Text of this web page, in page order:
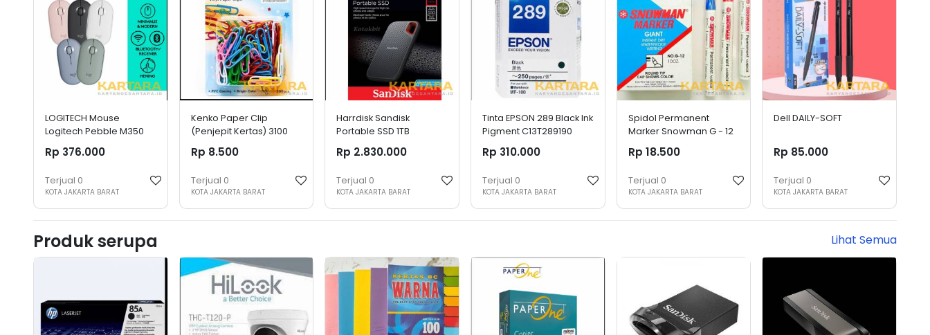
LOGITECH Mouse
Logitech Pebble M350
Bluetooth
Rp 376.000
Terjual 0
KOTA JAKARTA BARAT
Kenko Paper Clip
(Penjepit Kertas) 3100
Rp 8.500
Terjual 0
KOTA JAKARTA BARAT
Harrdisk Sandisk
Portable SSD 1TB
c USB 3.2 1 tb external
Rp 2.830.000
Terjual 0
KOTA JAKARTA BARAT
Tinta EPSON 289 Black Ink
Pigment C13T289190
Rp 310.000
Terjual 0
KOTA JAKARTA BARAT
Spidol Permanent
Marker Snowman G - 12
Rp 18.500
Terjual 0
KOTA JAKARTA BARAT
Dell DAILY-SOFT
Rp 85.000
Terjual 0
KOTA JAKARTA BARAT
Produk serupa Lihat Semua